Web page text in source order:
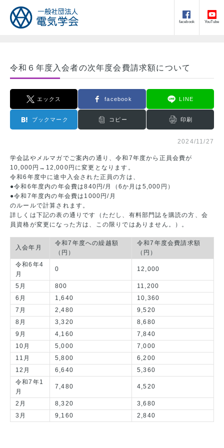
facebook YouTube
令和６年度入会者の次年度会費請求額について
エックス facebook LINE
ブックマーク コピー 印刷
2024/11/27
学会誌やメルマガでご案内の通り、令和7年度から正員会費が
10,000円→12,000円に変更となります。
令和6年度中に途中入会された正員の方は、
●令和6年度内の年会費は840円/月（6か月は5,000円）
●令和7年度内の年会費は1000円/月
のルールで計算されます。
詳しくは下記の表の通りです（ただし、有料部門誌を購読の方、会
員資格が変更になった方は、この限りではありません。）。
入会年月
令和7年度への繰越額
（円）
令和7年度会費請求額
（円）
令和6年4
月
0 12,000
5月 800
11,200
6月
1,640
10,360
7月
2,480
9,520
8月
3,320
8,680
9月
4,160
7,840
10月
5,000
7,000
11月
5,800
6,200
12月
6,640
5,360
令和7年1
月
7,480 4,520
2月 8,320
3,680
3月
9,160 2,840